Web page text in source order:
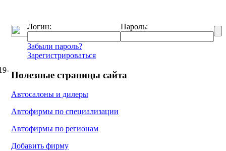
Логин: Пароль:
Забыли пароль?
Зарегистрироваться
Полезные страницы сайта
Автосалоны и дилеры
Автофирмы по специализации
Автофирмы по регионам
Добавить фирму